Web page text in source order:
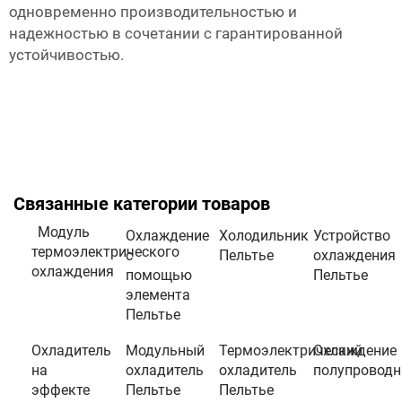
одновременно производительностью и
надежностью в сочетании с гарантированной
устойчивостью.
Связанные категории товаров
Модуль
термоэлектрического
охлаждения
Охлаждение
с
помощью
элемента
Пельтье
Холодильник
Пельтье
Устройство
охлаждения
Пельтье
Охладитель
на
эффекте
Модульный
охладитель
Пельтье
Термоэлектрический
охладитель
Пельтье
Охлаждение